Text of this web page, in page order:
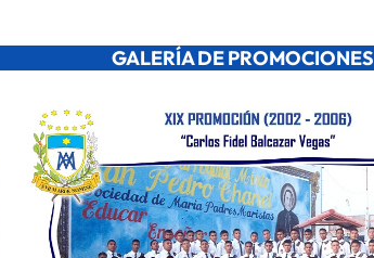
GALERÍA DE PROMOCIONES